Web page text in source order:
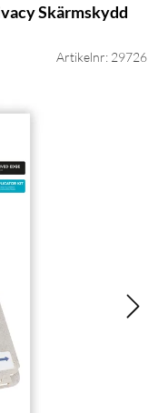
Skärmskydd
Artikelnr: 29726